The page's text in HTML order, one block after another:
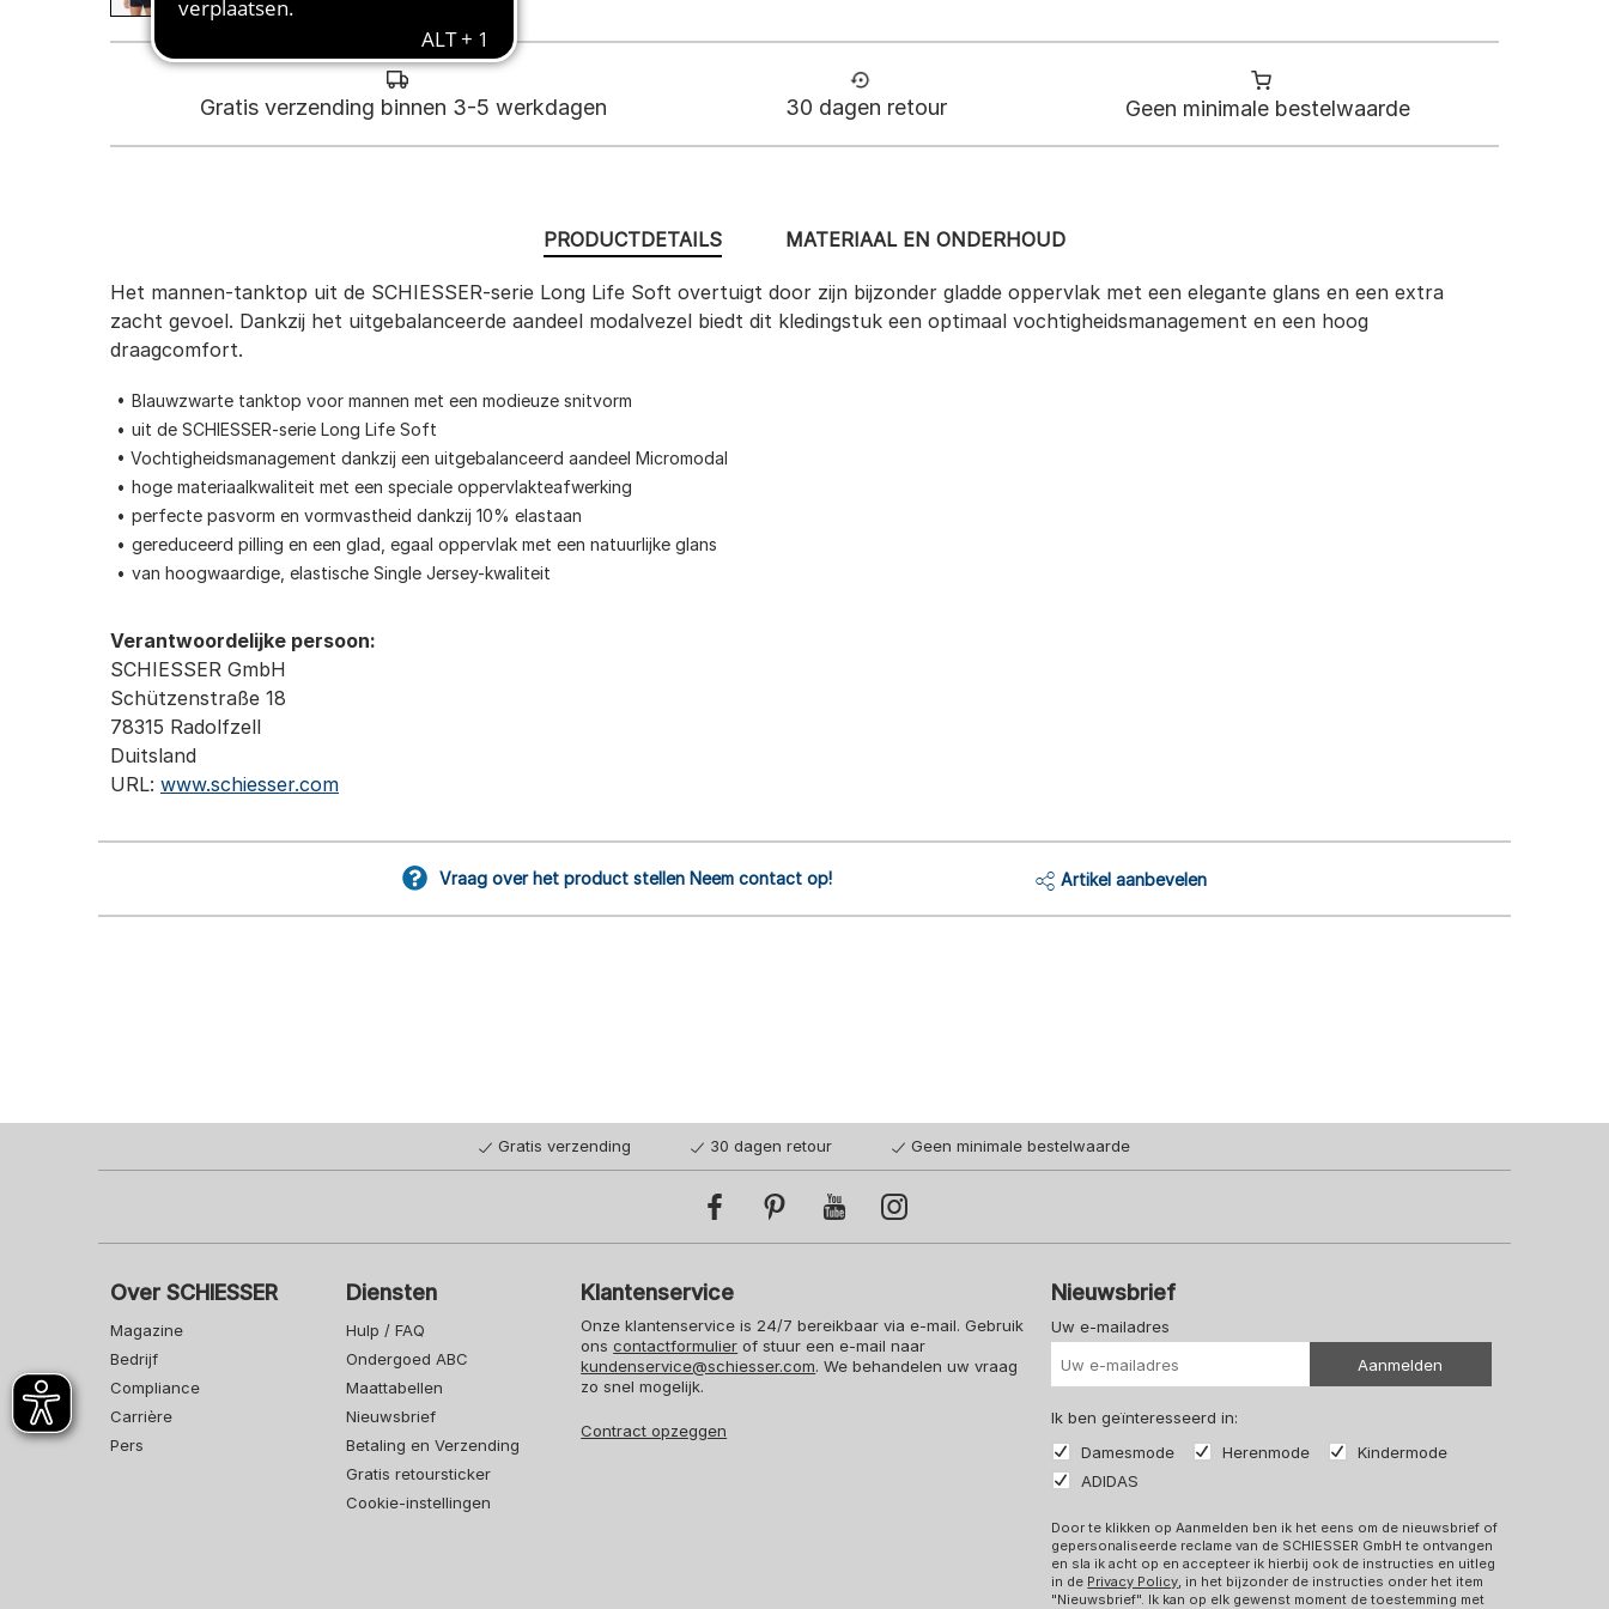
Gratis verzending binnen 3-5 werkdagen 30 dagen retour Geen minimale bestelwaarde
PRODUCTDETAILS
Het mannen-tanktop uit de SCHIESSER-serie Long Life Soft overtuigt door zijn bijzonder gladde oppervlak met een elegante glans en een extra
zacht gevoel. Dankzij het uitgebalanceerde aandeel modalvezel biedt dit kledingstuk een optimaal vochtigheidsmanagement en een hoog
draagcomfort.
Blauwzwarte tanktop voor mannen met een modieuze snitvorm
uit de SCHIESSER-serie Long Life Soft
Vochtigheidsmanagement dankzij een uitgebalanceerd aandeel Micromodal
hoge materiaalkwaliteit met een speciale oppervlakteafwerking
perfecte pasvorm en vormvastheid dankzij 10% elastaan
gereduceerd pilling en een glad, egaal oppervlak met een natuurlijke glans
van hoogwaardige, elastische Single Jersey-kwaliteit
Verantwoordelijke persoon:
SCHIESSER GmbH
Schützenstraße 18
78315 Radolfzell
Duitsland
URL: www.schiesser.com
MATERIAAL EN ONDERHOUD
Vraag over het product stellen Neem contact op! Artikel aanbevelen
Gratis verzending 30 dagen retour Geen minimale bestelwaarde
Over SCHIESSER
Magazine
Bedrijf
Compliance
Carrière
Pers
Diensten
Hulp / FAQ
Ondergoed ABC
Maattabellen
Nieuwsbrief
Betaling en Verzending
Gratis retoursticker
Cookie-instellingen
Klantenservice
Onze klantenservice is 24/7 bereikbaar via e-mail. Gebruik
onscontactformulier of stuur een e-mail naar
kundenservice@schiesser.com. We behandelen uw vraag
zo snel mogelijk.
Contract opzeggen
Nieuwsbrief
Uw e-mailadres
Aanmelden
Ik ben geïnteresseerd in:
Damesmode
Herenmode
Kindermode
ADIDAS
Door te klikken op Aanmelden ben ik het eens om de nieuwsbrief of
gepersonaliseerde reclame van de SCHIESSER GmbH te ontvangen
en sla ik acht op en accepteer ik hierbij ook de instructies en uitleg
in de Privacy Policy, in het bijzonder de instructies onder het item
"Nieuwsbrief". Ik kan op elk gewenst moment de toestemming met